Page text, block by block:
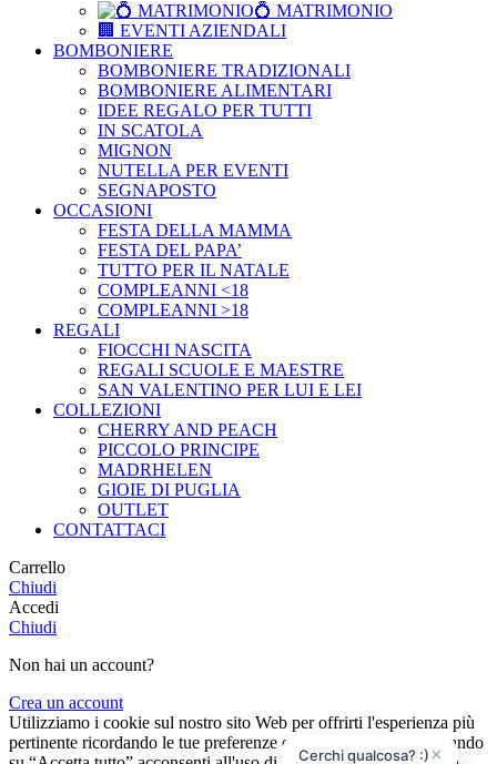
💍 MATRIMONIO
🏢 EVENTI AZIENDALI
BOMBONIERE
BOMBONIERE TRADIZIONALI
BOMBONIERE ALIMENTARI
IDEE REGALO PER TUTTI
IN SCATOLA
MIGNON
NUTELLA PER EVENTI
SEGNAPOSTO
OCCASIONI
FESTA DELLA MAMMA
FESTA DEL PAPA’
TUTTO PER IL NATALE
COMPLEANNI <18
COMPLEANNI >18
REGALI
FIOCCHI NASCITA
REGALI SCUOLE E MAESTRE
SAN VALENTINO PER LUI E LEI
COLLEZIONI
CHERRY AND PEACH
PICCOLO PRINCIPE
MADRHELEN
GIOIE DI PUGLIA
OUTLET
CONTATTACI
Carrello
Chiudi
Accedi
Chiudi
Non hai un account?
Crea un account
Utilizziamo i cookie sul nostro sito Web per offrirti l'esperienza più
pertinente ricordando le tue preferenze e le visite ripetute. Cliccando
×
Cerchi qualcosa? :)